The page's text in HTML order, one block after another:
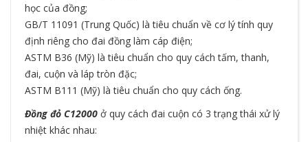
học của đồng;
GB/T 11091 (Trung Quốc) là tiêu chuẩn về cơ lý tính quy
định riêng cho đai đồng làm cáp điện;
ASTM B36 (Mỹ) là tiêu chuẩn cho quy cách tấm, thanh,
đai, cuộn và láp tròn đặc;
ASTM B111 (Mỹ) là tiêu chuẩn cho quy cách ống.
Đồng đỏ C12000 ở quy cách đai cuộn có 3 trạng thái xử lý
nhiệt khác nhau: